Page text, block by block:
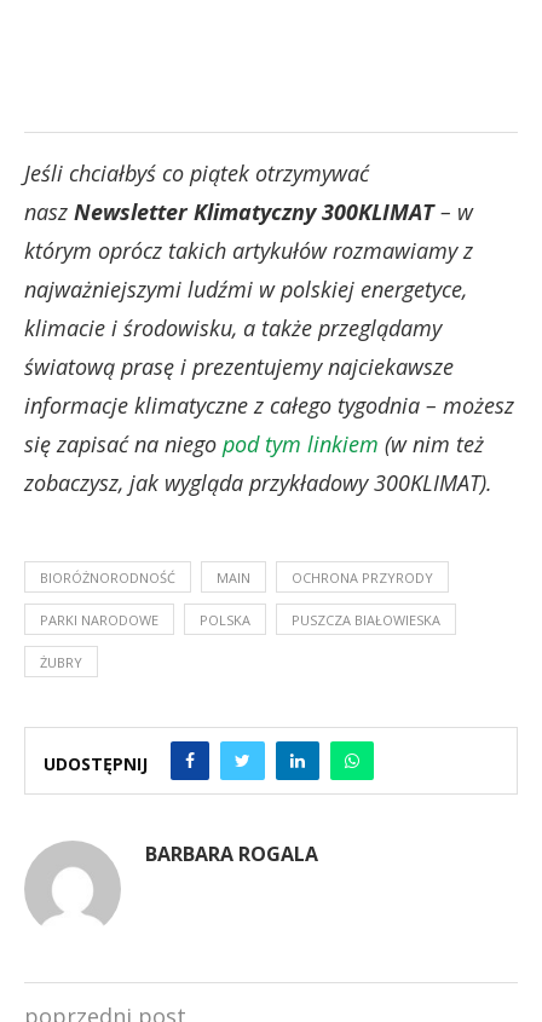
Jeśli chciałbyś co piątek otrzymywać
nasz Newsletter Klimatyczny 300KLIMAT– w
którym oprócz takich artykułów rozmawiamy z
najważniejszymi ludźmi w polskiej energetyce,
klimacie i środowisku, a także przeglądamy
światową prasę i prezentujemy najciekawsze
informacje klimatyczne z całego tygodnia – możesz
się zapisać na niego pod tym linkiem (w nim też
zobaczysz, jak wygląda przykładowy 300KLIMAT).
BIORÓŻNORODNOŚĆ MAIN OCHRONA PRZYRODY
PARKI NARODOWE POLSKA PUSZCZA BIAŁOWIESKA
ŻUBRY
UDOSTĘPNIJ
BARBARA ROGALA